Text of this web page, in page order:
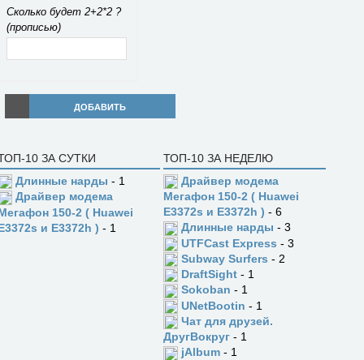
Сколько будет 2+2*2 ?
(прописью)
ДОБАВИТЬ
10 ЗА СУТКИ
Длинные нарды - 1
Драйвер модема
150-2 ( Huawei
и E3372h ) - 1
ТОП-10 ЗА НЕДЕЛЮ
Драйвер модема
Мегафон 150-2 ( Huawei
E3372s и E3372h ) - 6
Длинные нарды - 3
UTFCast Express - 3
Subway Surfers - 2
DraftSight - 1
Sokoban - 1
UNetBootin - 1
Чат для друзей.
ДругВокруг - 1
jAlbum - 1